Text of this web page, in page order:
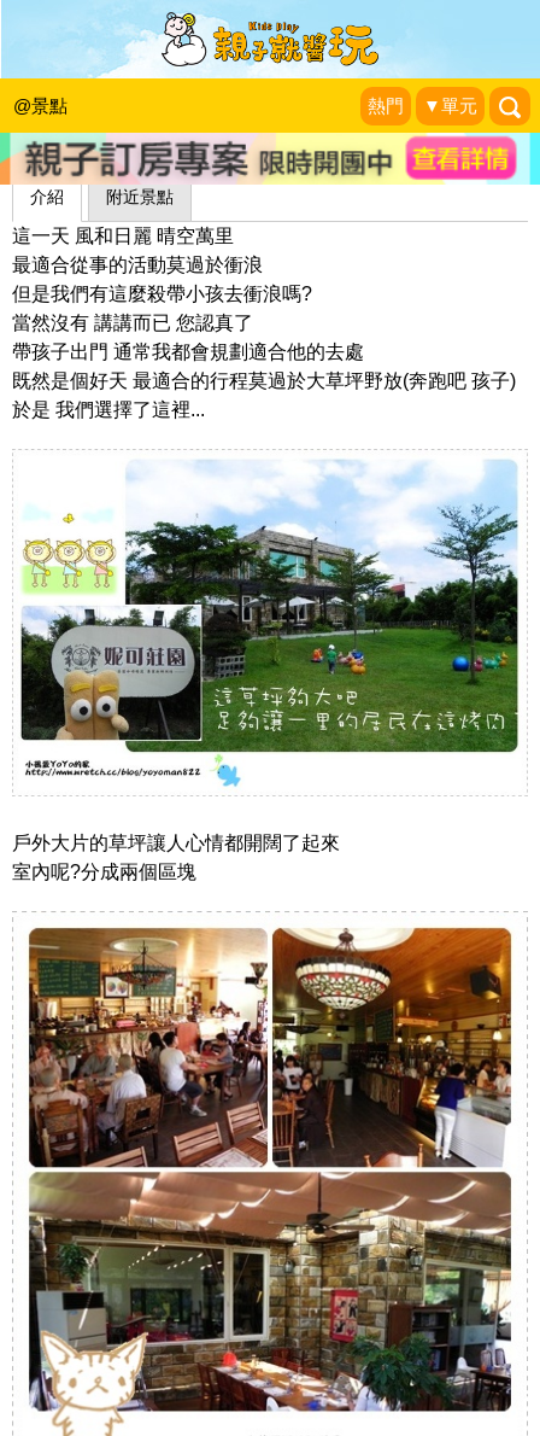
@景點 熱門 ▼單元
康妮莊園
1＋1＝3 玩學樂生活
介紹 附近景點
這一天 風和日麗 晴空萬里
最適合從事的活動莫過於衝浪
但是我們有這麼殺帶小孩去衝浪嗎?
當然沒有 講講而已 您認真了
帶孩子出門 通常我都會規劃適合他的去處
既然是個好天 最適合的行程莫過於大草坪野放(奔跑吧 孩子)
於是 我們選擇了這裡...
戶外大片的草坪讓人心情都開闊了起來
室內呢?分成兩個區塊